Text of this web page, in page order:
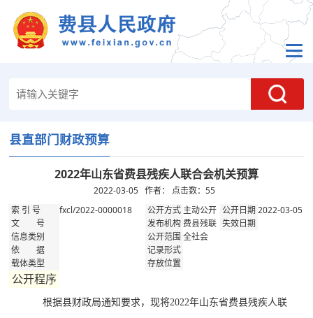
县直部门财政预算
2022年山东省费县残疾人联合会机关预算
2022-03-05 作者： 点击数： 55
索 引 号 fxcl/2022-0000018 公开方式 主动公开 公开日期2022-03-05
文 号 发布机构 费县残联 失效日期
信息类别
公开范围全社会
依 据
记录形式
载体类型
存放位置
公开程序
根据县财政局通知要求，现将2022年山东省费县残疾人联